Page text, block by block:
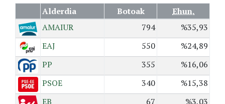
Alderdia Botoak
Ehun.
AMAIUR
794
%35,93
EAJ
550
%24,89
PP
355
%16,06
PSOE
340
%15,38
EB
67
%3,03